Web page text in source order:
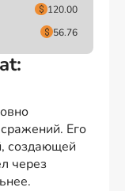
120.00
56.76
Его
создающей
через